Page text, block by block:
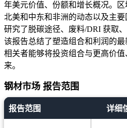
年美元价值、份额和增长概况。区
北美和中东和非洲的动态以及主
研究了脱碳途径、废料/DRI 获取
该报告总结了塑造组合和利润的
相关者能够将投资组合与更高价
来。
钢材市场 报告范围
报告范围 详细